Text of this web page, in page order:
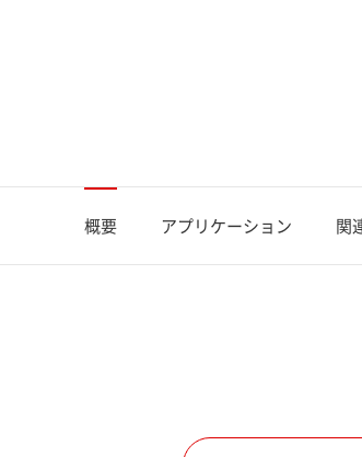
概要 アプリケーション 関